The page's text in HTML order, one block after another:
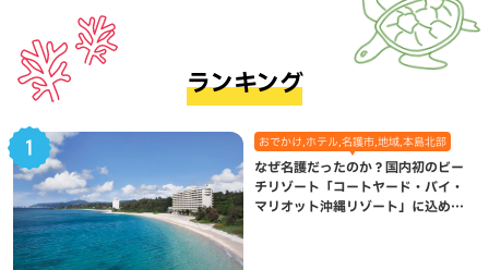
ランキング
おでかけ,ホテル,名護市,地域,本島北部
なぜ名護だったのか？国内初のビー
チリゾート「コートヤード・バイ・
マリオット沖縄リゾート」に込めら